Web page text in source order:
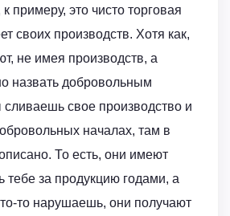
примеру, это чисто торговая
своих производств. Хотя как,
не имея производств, а
назвать добровольным
свое производство и
началах, там в
То есть, они имеют
тебе за продукцию годами, а
то нарушаешь, они получают